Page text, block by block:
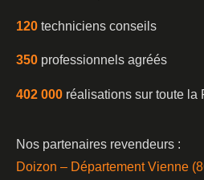
120 techniciens conseils
350 professionnels agréés
402 000 réalisations sur toute la
Nos partenaires revendeurs :
Doizon – Département Vienne